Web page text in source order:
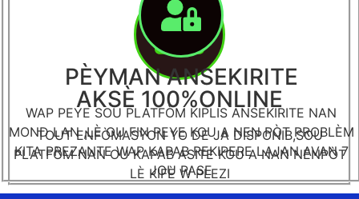
PÈYMAN ANSEKIRITE
WAP PEYE SOU PLATFÒM KIPLIS ANSEKIRITE NAN
MOND LAN ,LÈ OU FIN PEYE KOU A NEN PÒT PROBLÈM
KITA PREZANTE WAP KAPAB REKIPERE LAJAN AVAN 7
JOU PASE
AKSÈ 100%ONLINE
TOUT ENFÒMASYON YO DE JA DISPONIB,SOU
PLATFÒM NAN OU KAPAB ASITE KOU A NAN NENPÒT
LÈ KIFÈ W PLEZI